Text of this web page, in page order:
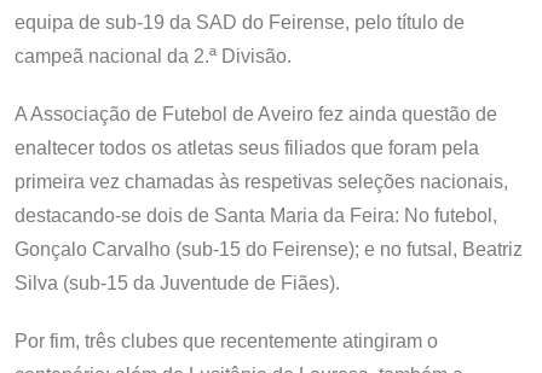
equipa de sub-19 da SAD do Feirense, pelo título de
campeã nacional da 2.ª Divisão.
A Associação de Futebol de Aveiro fez ainda questão de
enaltecer todos os atletas seus filiados que foram pela
primeira vez chamadas às respetivas seleções nacionais,
destacando-se dois de Santa Maria da Feira: No futebol,
Gonçalo Carvalho (sub-15 do Feirense); e no futsal, Beatriz
Silva (sub-15 da Juventude de Fiães).
Por fim, três clubes que recentemente atingiram o